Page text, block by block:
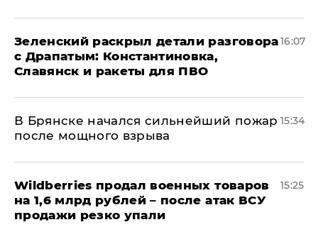
​Зеленский раскрыл детали разговора
с Драпатым: Константиновка,
Славянск и ракеты для ПВО
16:07
В Брянске начался сильнейший пожар
после мощного взрыва
15:34
​Wildberries продал военных товаров
на 1,6 млрд рублей – после атак ВСУ
продажи резко упали
15:25